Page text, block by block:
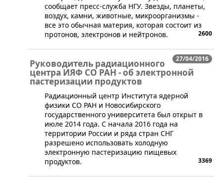
сообщает пресс-служба НГУ. Звезды, планеты,
воздух, камни, животные, микроорганизмы -
все это обычная материя, которая состоит из
протонов, электронов и нейтронов.
2600
27/04/2016
Руководитель радиационного
центра ИЯФ СО РАН - об электронной
пастеризации продуктов
Радиационный центр Института ядерной
физики СО РАН и Новосибирского
государственного университета был открыт в
июле 2014 года. С начала 2016 года на
территории России и ряда стран СНГ
разрешено использовать холодную
электронную пастеризацию пищевых
продуктов.
3369